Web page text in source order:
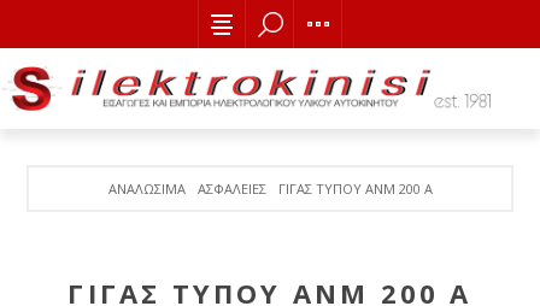
ΑΝΑΛΩΣΙΜΑ ΑΣΦΑΛΕΙΕΣ ΓΙΓΑΣ ΤΥΠΟΥ ANM 200 Α
ΓΙΓΑΣ ΤΥΠΟΥ ANM 200 Α